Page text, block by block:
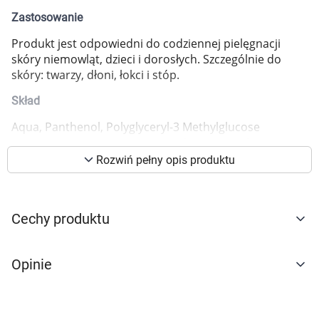
dostosowania zawartości serwisu do Twoich
polityce prywatności. Możesz określić
warunki przechowywania lub dostępu do
ustawienia wszystkich cookies klikając
Zastosowanie
Produkt jest odpowiedni do codziennej pielęgnacji
skóry niemowląt, dzieci i dorosłych. Szczególnie do
skóry: twarzy, dłoni, łokci i stóp.
Skład
Aqua, Panthenol, Polyglyceryl-3 Methylglucose
Distearate, Butyrospermum Parkii Butter, Glycerin,
Cetearyl Alcohol, Glyceryl Stearates, Hydrogenated
Coco-Glycerides, lsostearyl lsostearate, Lanolin,
Oil, Sodium Polyacrylate, Tocopheryl Acetate, Allantoin,
Sodium Acrylates Copolymer, CaprylidCapric
Triglyceride, Ethylhexylglycerin, Disodium EDTA, Citric
Rozwiń pełny opis produktu
Cechy produktu
Opinie